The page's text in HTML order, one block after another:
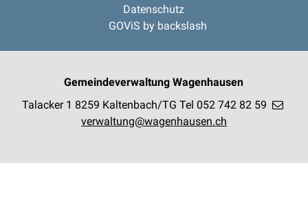
Datenschutz
GOViS by backslash
Gemeindeverwaltung Wagenhausen
Talacker 1 8259 Kaltenbach/TG Tel 052 742 82 59
verwaltung@wagenhausen.ch